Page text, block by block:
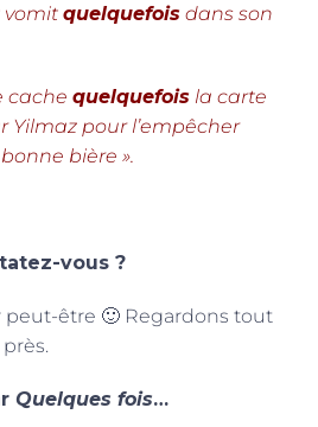
vomit quelquefois dans son
cache quelquefois la carte
Yilmaz pour l’empêcher
bière ».
vous ?
peut-être 🙂 Regardons tout
Quelques fois…